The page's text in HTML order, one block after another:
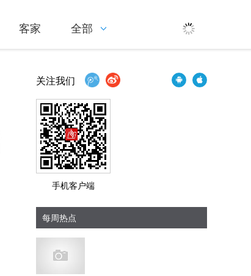
客家 全部
关注我们
手机客户端
每周热点